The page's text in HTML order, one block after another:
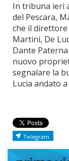
In tribuna ieri
del Pescara,
che il
Martini, De
Dante
nuovo
segnalare la
Lucia andato
Telegram